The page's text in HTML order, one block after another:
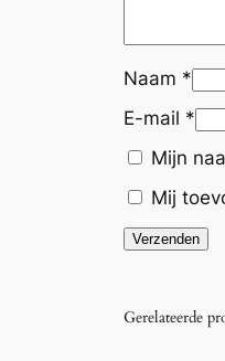
Naam *
E-mail *
Mijn
Mij
Gerelateerde